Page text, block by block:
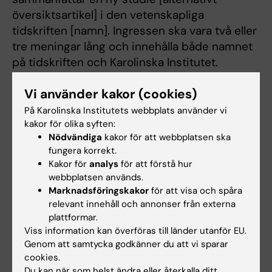
översiktsartikel] i den vetenskapliga
tidskriften [namn]. Ingressen ska vara två eller
tre meningar lång och innehålla både namnet
på tidskriften och Karolinska Institutet.
Använd enbart underlaget nedan för att skriva
ingress och rubrik. Om du är osäker på något
får du fråga mig eller ange att du är osäker.
Använd en neutral ton i texten och undvik
superlativ. Skriv ingressen och rubriken i
samma stil som den här
artikeln:https://nyheter.ki.se/kbt-forbattrade-
livskvaliteten-for-patienter-med-
formaksflimmer
UNDERLAG: [Klistra in fråga 1-4 och nyheten
sammanfattad i en mening från
Vi använder kakor (cookies)
På Karolinska Institutets webbplats använder vi
kakor för olika syften:
Nödvändiga kakor för att webbplatsen ska
fungera korrekt.
Kakor för analys för att förstå hur
webbplatsen används.
Marknadsföringskakor för att visa och spåra
relevant innehåll och annonser från externa
plattformar.
Viss information kan överföras till länder utanför EU.
Genom att samtycka godkänner du att vi sparar
cookies.